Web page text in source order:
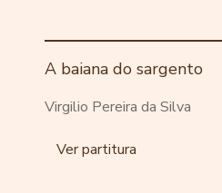
A baiana do sargento
Virgilio Pereira da Silva
Ver partitura